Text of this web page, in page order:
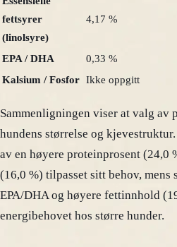
fettsyrer
(linolsyre)
4,17 %
EPA / DHA 0,33 %
Kalsium / Fosfor Ikke oppgitt
Sammenligningen viser at valg av
hundens størrelse og
av en høyere proteinprosent (24,0
(16,0 %) tilpasset sitt behov, mens
EPA/DHA og høyere fettinnhold
energibehovet hos større hunder.